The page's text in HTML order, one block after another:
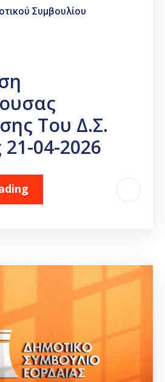
Συμβουλίου
Του Δ.Σ.
04-2026